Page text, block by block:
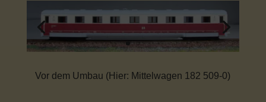
Vor dem Umbau (Hier: Mittelwagen 182 509-0)